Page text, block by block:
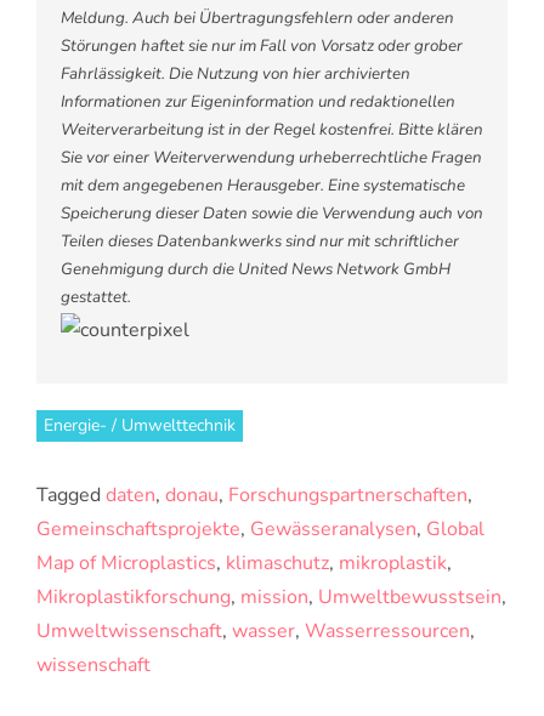
Meldung. Auch bei Übertragungsfehlern oder anderen
Störungen haftet sie nur im Fall von Vorsatz oder grober
Fahrlässigkeit. Die Nutzung von hier archivierten
Informationen zur Eigeninformation und redaktionellen
Weiterverarbeitung ist in der Regel kostenfrei. Bitte klären
Sie vor einer Weiterverwendung urheberrechtliche Fragen
mit dem angegebenen Herausgeber. Eine systematische
Speicherung dieser Daten sowie die Verwendung auch von
Teilen dieses Datenbankwerks sind nur mit schriftlicher
Genehmigung durch die United News Network GmbH
gestattet.
Energie- / Umwelttechnik
Tagged daten, donau, Forschungspartnerschaften,
Gemeinschaftsprojekte, Gewässeranalysen, Global
Map of Microplastics, klimaschutz, mikroplastik,
Mikroplastikforschung, mission, Umweltbewusstsein,
Umweltwissenschaft, wasser, Wasserressourcen,
wissenschaft